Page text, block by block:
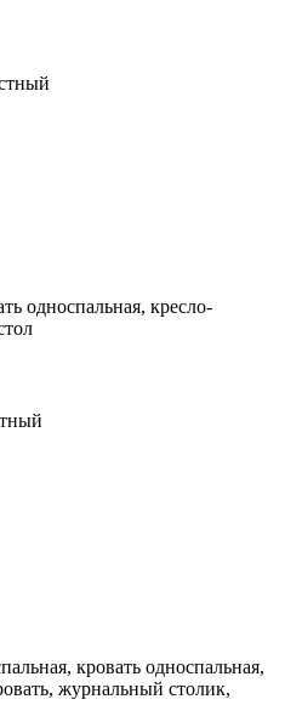
односпальная, кресло-
кровать односпальная,
журнальный столик,